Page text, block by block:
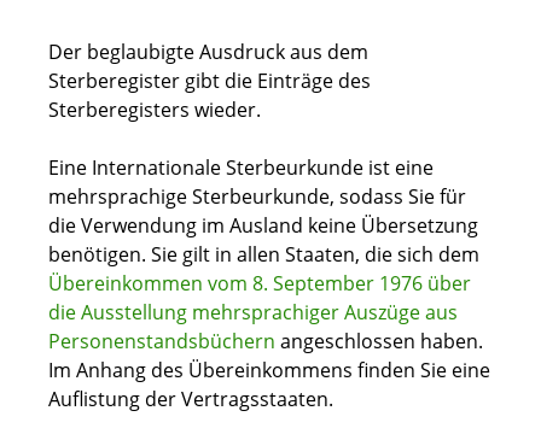
Der beglaubigte Ausdruck aus dem
Sterberegister gibt die Einträge des
Sterberegisters wieder.
Eine Internationale Sterbeurkunde ist eine
mehrsprachige Sterbeurkunde, sodass Sie für
die Verwendung im Ausland keine Übersetzung
benötigen. Sie gilt in allen Staaten, die sich dem
Übereinkommen vom 8. September 1976 über
die Ausstellung mehrsprachiger Auszüge aus
Personenstandsbüchern angeschlossen haben.
Im Anhang des Übereinkommens finden Sie eine
Auflistung der Vertragsstaaten.